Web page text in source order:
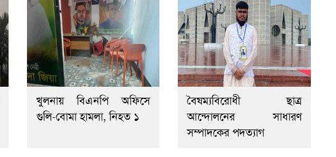
খুলনায় বিএনপি অফিসে
গুলি-বোমা হামলা, নিহত ১
বৈষম্যবিরোধী ছাত্র
আন্দোলনের সাধারণ
সম্পাদকের পদত্যাগ